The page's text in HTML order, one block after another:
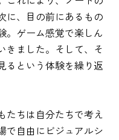
に、目の前にあるもの
。ゲーム感覚で楽しん
きました。そして、そ
るという体験を繰り返
たちは自分たちで考え
で自由にビジュアルシ